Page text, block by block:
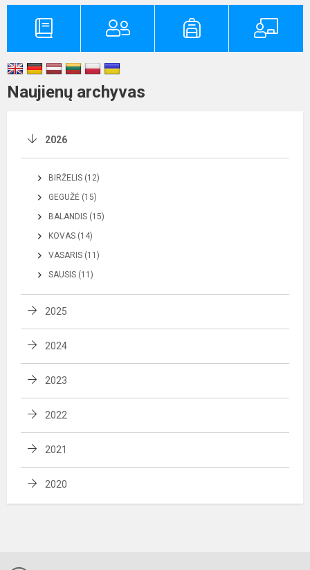
Naujienų archyvas
2026
BIRŽELIS (12)
GEGUŽĖ (15)
BALANDIS (15)
KOVAS (14)
VASARIS (11)
SAUSIS (11)
2025
2024
2023
2022
2021
2020